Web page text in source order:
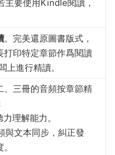
主要使用Kindle閱讀，
。完美還原圖書版式，
打印特定章節作爲閱讀
上進行精讀。
、三冊的音頻按章節精
力理解能力。
與文本同步，糾正發